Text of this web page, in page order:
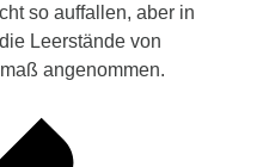
so auffallen, aber in
Leerstände von
angenommen.